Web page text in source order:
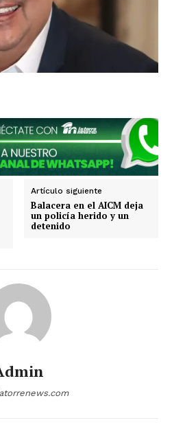
California
de México
Artículo siguiente
Balacera en el AICM deja
un policía herido y un
detenido